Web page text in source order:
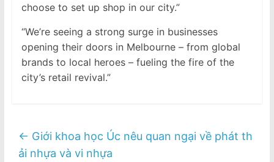
choose to set up shop in our city.”
“We’re seeing a strong surge in businesses
opening their doors in Melbourne – from global
brands to local heroes – fueling the fire of the
city’s retail revival.”
← Giới khoa học Úc nêu quan ngại về phát th
ải nhựa và vi nhựa